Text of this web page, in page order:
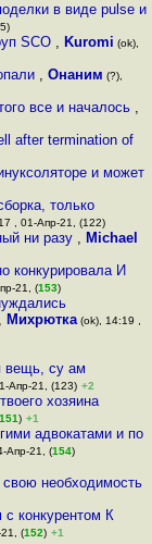
в виде pulse и
SCO , Kuromi (ok),
,Онаним (?),
все и началось ,
after termination of
и может
только
, 01-Апр-21, (122)
ни разу , Michael
конкурировала И
21, (153)
Михрютка(ok), 14:19 ,
вещь, су ам
Апр-21, (123) +2
хозяина
) +1
адвокатами и по
Апр-21, (154)
необходимость
конкурентом К
(152) +1